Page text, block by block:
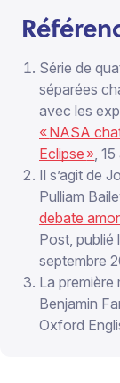
Série de
séparées
avec les
«NASA
Eclipse » ,
Il s’agit de
Pulliam
debate
Post, publié
septembre
La première
Benjamin
Oxford